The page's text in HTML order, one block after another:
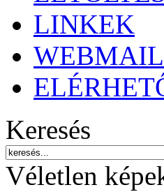
LINKEK
WEBMAIL
Keresés
Véletlen